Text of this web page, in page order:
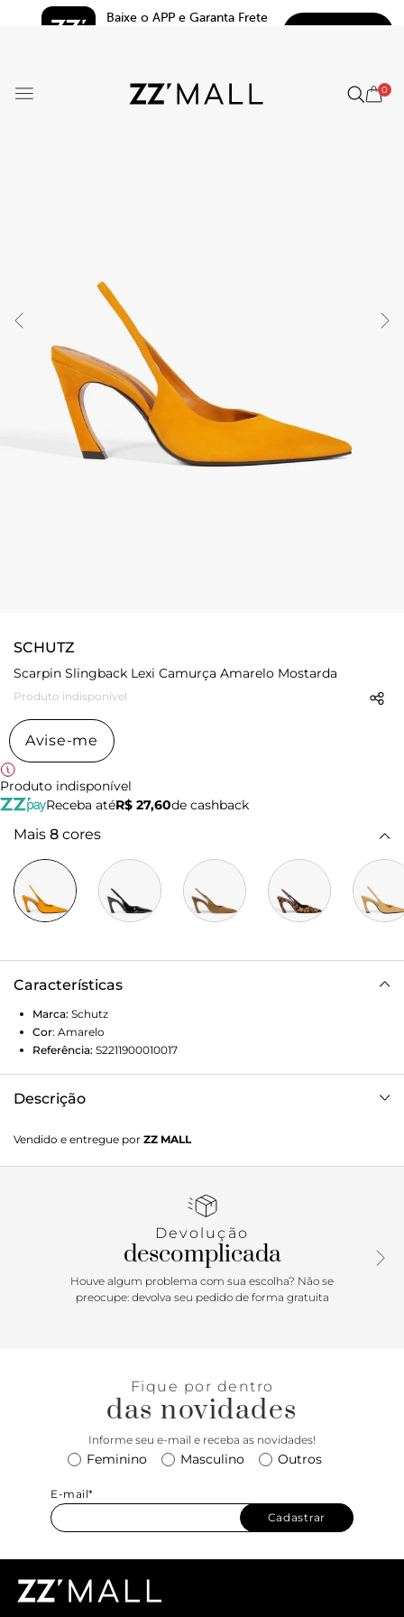
Baixe o APP e Garanta Frete
0
SCHUTZ
Scarpin Slingback Lexi Camurça Amarelo Mostarda
Produto indisponível
Avise-me
Produto indisponível
Receba atéR$ 27,60de cashback
Mais 8 cores
Características
Marca: Schutz
Cor: Amarelo
Referência: S2211900010017
Descrição
acabamento em camurça traz uma proposta sofisticada
com toque fashion. Nesse tom laranja trendy, o modelo se
conforto e estilo contemporâneo. O elástico no calcanhar
uma aposta versátil e estilosa para looks poderosos e
cheios de personalidade!
Vendido e entregue por ZZ MALL
Devolução
descomplicada
Houve algum problema com sua escolha? Não se
preocupe: devolva seu pedido de forma gratuita
Fique por dentro
das novidades
Informe seu e-mail e receba as novidades!
Feminino Masculino Outros
E-mail*
Cadastrar